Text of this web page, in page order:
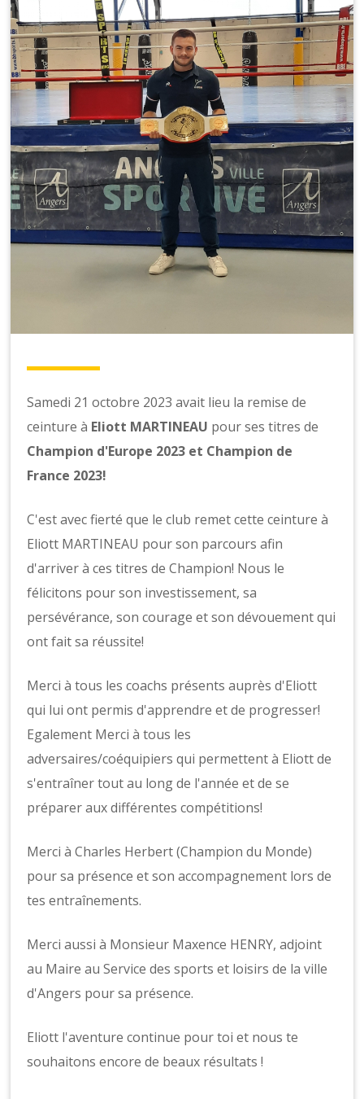
Samedi 21 octobre 2023 avait lieu la remise de
ceinture à Eliott MARTINEAU pour ses titres de
Champion d'Europe 2023 et Champion de
France 2023!
C'est avec fierté que le club remet cette ceinture à
Eliott MARTINEAU pour son parcours afin
d'arriver à ces titres de Champion! Nous le
félicitons pour son investissement, sa
persévérance, son courage et son dévouement qui
ont fait sa réussite!
Merci à tous les coachs présents auprès d'Eliott
qui lui ont permis d'apprendre et de progresser!
Egalement Merci à tous les
adversaires/coéquipiers qui permettent à Eliott de
s'entraîner tout au long de l'année et de se
préparer aux différentes compétitions!
Merci à Charles Herbert (Champion du Monde)
pour sa présence et son accompagnement lors de
tes entraînements.
Merci aussi à Monsieur Maxence HENRY, adjoint
au Maire au Service des sports et loisirs de la ville
d'Angers pour sa présence.
Eliott l'aventure continue pour toi et nous te
souhaitons encore de beaux résultats !